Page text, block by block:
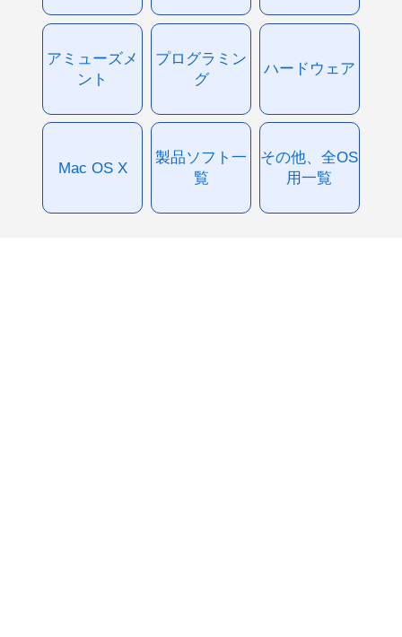
アミューズメ
ント
プログラミン
グ
ハードウェア
Mac OS X
製品ソフト一
覧
その他、全OS
用一覧